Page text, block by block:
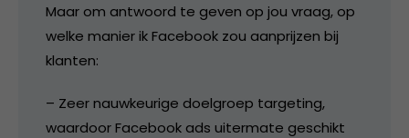
Maar om antwoord te geven op jou vraag, op
welke manier ik Facebook zou aanprijzen bij
klanten:
– Zeer nauwkeurige doelgroep targeting,
waardoor Facebook ads uitermate geschikt